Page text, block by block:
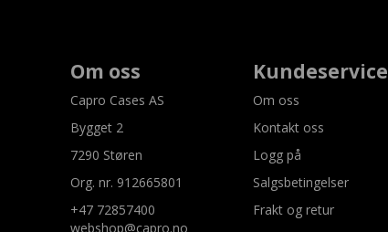
Om oss
Capro Cases AS
Bygget 2
7290 Støren
Org. nr. 912665801
+47 72857400
webshop@capro.no
Kundeservice
Om oss
Kontakt oss
Logg på
Salgsbetingelser
Frakt og retur